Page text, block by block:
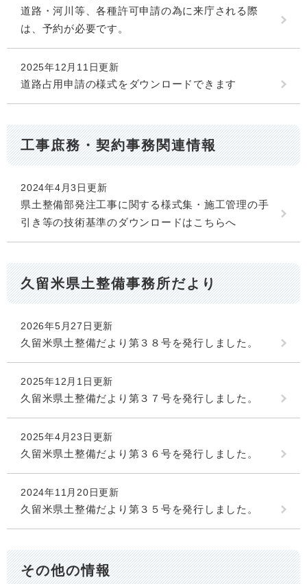
道路・河川等、各種許可申請の為に来庁される際
は、予約が必要です。
2025年12月11日更新
道路占用申請の様式をダウンロードできます
工事庶務・契約事務関連情報
2024年4月3日更新
県土整備部発注工事に関する様式集・施工管理の手
引き等の技術基準のダウンロードはこちらへ
久留米県土整備事務所だより
2026年5月27日更新
久留米県土整備だより第３８号を発行しました。
2025年12月1日更新
久留米県土整備だより第３７号を発行しました。
2025年4月23日更新
久留米県土整備だより第３６号を発行しました。
2024年11月20日更新
久留米県土整備だより第３５号を発行しました。
その他の情報